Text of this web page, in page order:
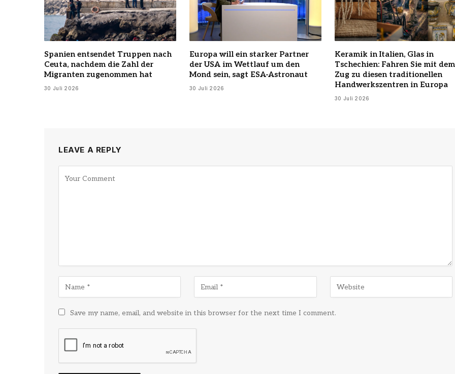
Spanien entsendet Truppen nach
Ceuta, nachdem die Zahl der
Migranten zugenommen hat
30 Juli 2026
Europa will ein starker Partner
der USA im Wettlauf um den
Mond sein, sagt ESA-Astronaut
30 Juli 2026
Keramik in Italien, Glas in
Tschechien: Fahren Sie mit dem
Zug zu diesen traditionellen
Handwerkszentren in Europa
30 Juli 2026
LEAVE A REPLY
Save my name, email, and website in this browser for the next time I comment.